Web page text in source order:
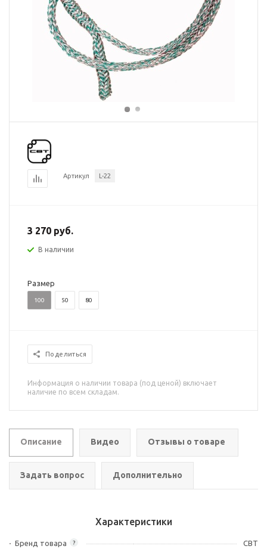
Артикул L-22
3 270 руб.
В наличии
Размер
100 50 80
Поделиться
Информация о наличии товара (под ценой) включает
наличие по всем складам.
Описание Видео Отзывы о товаре
Задать вопрос Дополнительно
Характеристики
?
Бренд товара СВТ